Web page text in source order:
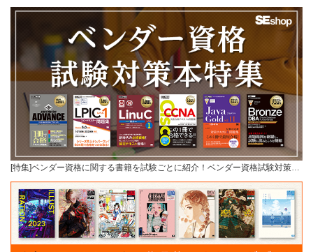
[特集]ベンダー資格に関する書籍を試験ごとに紹介！ベンダー資格試験対策…